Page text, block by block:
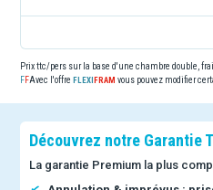
Prix ttc/pers sur la base d'une chambre double,
Avec l'offre
vous pouvez modifier
Découvrez notre Garantie
La garantie Premium la plus